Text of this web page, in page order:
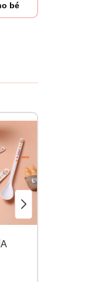
bé